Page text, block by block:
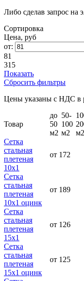
Либо сделав запрос на
Сортировка
Цена, руб
от:
81
315
Показать
Сбросить фильтры
Цены указаны с НДС в
Товар
до
50
м2
50-
100
м2
м2
Сетка
стальная
плетеная
10x1
от 172
Сетка
стальная
плетеная
10x1 оцинк
от 189
Сетка
стальная
плетеная
15x1
от 126
Сетка
стальная
плетеная
15x1 оцинк
от 125